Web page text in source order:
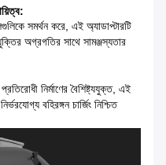
:
সমর্থন করে, এই অ্যাডাপ্টারটি
অগ্রগতির সাথে সামঞ্জস্যতার
নির্মাণের বৈশিষ্ট্যযুক্ত, এই
বহিরঙ্গন চার্জিং নিশ্চিত